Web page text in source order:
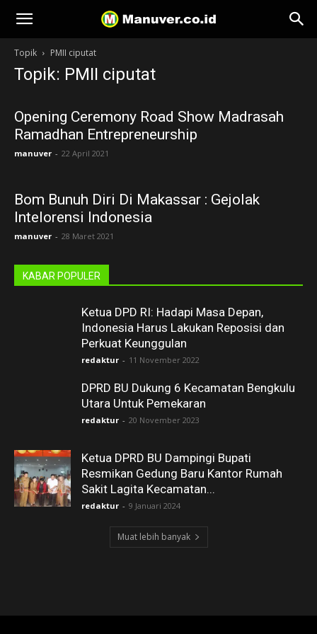
Manuver
Topik PMII ciputat
Topik: PMII ciputat
Opening Ceremony Road Show Madrasah
Ramadhan Entrepreneurship
manuver - 22 April 2021
Bom Bunuh Diri Di Makassar : Gejolak
Intelorensi Indonesia
manuver - 28 Maret 2021
KABAR POPULER
Ketua DPD RI: Hadapi Masa Depan,
Indonesia Harus Lakukan Reposisi dan
Perkuat Keunggulan
redaktur - 11 November 2022
DPRD BU Dukung 6 Kecamatan Bengkulu
Utara Untuk Pemekaran
redaktur - 20 November 2023
Ketua DPRD BU Dampingi Bupati
Resmikan Gedung Baru Kantor Rumah
Sakit Lagita Kecamatan...
redaktur - 9 Januari 2024
Muat lebih banyak